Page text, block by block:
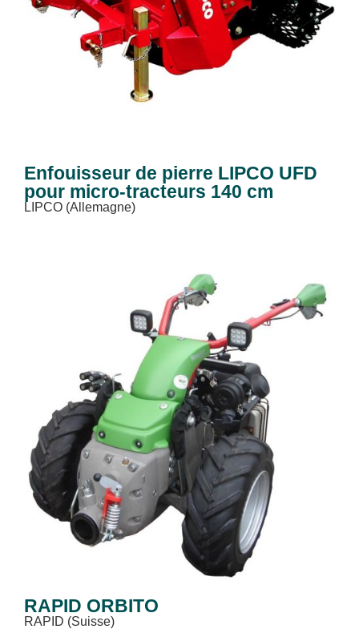
Enfouisseur de pierre LIPCO UFD
pour micro-tracteurs 140 cm
LIPCO (Allemagne)
RAPID ORBITO
RAPID (Suisse)